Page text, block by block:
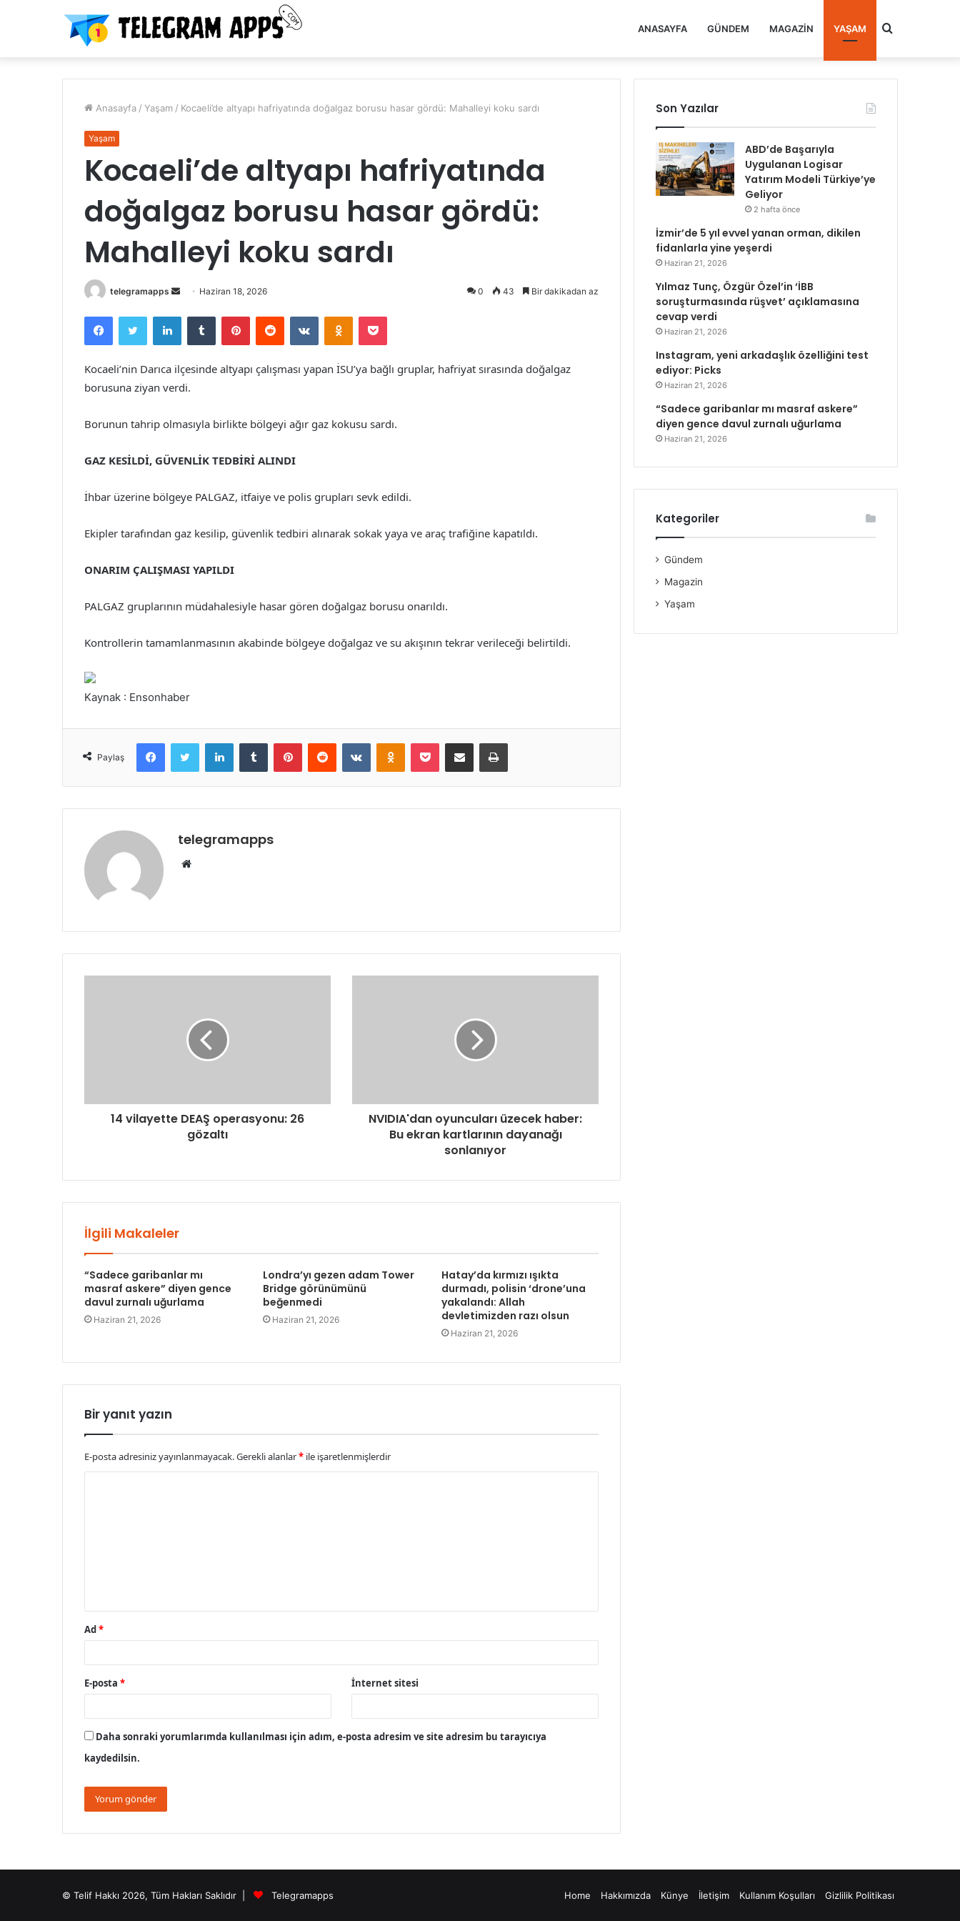
ANASAYFA GÜNDEM MAGAZIN YAŞAM Arama
Anasayfa / Yaşam / Kocaeli’de altyapı hafriyatında doğalgaz borusu hasar gördü: Mahalleyi koku sardı
Yaşam
Kocaeli’de altyapı hafriyatında
doğalgaz borusu hasar gördü:
Mahalleyi koku sardı
telegramapps
Bir
posta
göndermek
Haziran 18, 2026 0 43 Bir dakikadan az
FacebookTwitter LinkedInTumblr PinterestReddit VKontakteOdnoklassniki
Pocket
Kocaeli’nin Darıca ilçesinde altyapı çalışması yapan İSU’ya bağlı gruplar, hafriyat sırasında doğalgaz
borusuna ziyan verdi.
Borunun tahrip olmasıyla birlikte bölgeyi ağır gaz kokusu sardı.
GAZ KESİLDİ, GÜVENLİK TEDBİRİ ALINDI
İhbar üzerine bölgeye PALGAZ, itfaiye ve polis grupları sevk edildi.
Ekipler tarafından gaz kesilip, güvenlik tedbiri alınarak sokak yaya ve araç trafiğine kapatıldı.
ONARIM ÇALIŞMASI YAPILDI
PALGAZ gruplarının müdahalesiyle hasar gören doğalgaz borusu onarıldı.
Kontrollerin tamamlanmasının akabinde bölgeye doğalgaz ve su akışının tekrar verileceği belirtildi.
Kaynak : Ensonhaber
Paylaş
FacebookTwitter LinkedInTumblr PinterestReddit VKontakteOdnoklassniki
Pocket E-Posta ile paylaş Yazdır
telegramapps
Web
14 vilayette DEAŞ operasyonu: 26
gözaltı
NVIDIA'dan oyuncuları üzecek haber:
Bu ekran kartlarının dayanağı
sonlanıyor
İlgili Makaleler
“Sadece garibanlar mı
masraf askere” diyen gence
davul zurnalı uğurlama
Haziran 21, 2026
Londra’yı gezen adam Tower
Bridge görünümünü
beğenmedi
Haziran 21, 2026
Hatay’da kırmızı ışıkta
durmadı, polisin ‘drone’una
yakalandı: Allah
devletimizden razı olsun
Haziran 21, 2026
Bir yanıt yazın
E-posta adresiniz yayınlanmayacak.Gerekli alanlar* ile işaretlenmişlerdir
Ad*
E-posta * İnternet sitesi
Daha sonraki yorumlarımda kullanılması için adım, e-posta adresim ve site adresim bu tarayıcıya
kaydedilsin.
Son Yazılar
ABD’de Başarıyla
Uygulanan Logisar
Yatırım Modeli Türkiye’ye
Geliyor
2 hafta önce
İzmir’de 5 yıl evvel yanan orman, dikilen
fidanlarla yine yeşerdi
Haziran 21, 2026
Yılmaz Tunç, Özgür Özel’in ‘İBB
soruşturmasında rüşvet’ açıklamasına
cevap verdi
Haziran 21, 2026
Instagram, yeni arkadaşlık özelliğini test
ediyor: Picks
Haziran 21, 2026
“Sadece garibanlar mı masraf askere”
diyen gence davul zurnalı uğurlama
Haziran 21, 2026
Kategoriler
Gündem
Magazin
Yaşam
© Telif Hakkı 2026, Tüm Hakları Saklıdır | Telegramapps Home Hakkımızda Künye İletişim Kullanım Koşulları Gizlilik Politikası